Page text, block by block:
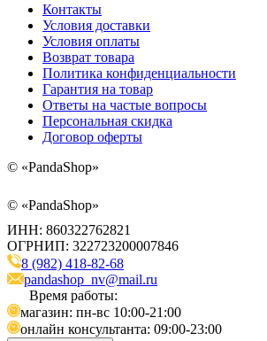
Контакты
Условия доставки
Условия оплаты
Возврат товара
Политика конфиденциальности
Гарантия на товар
Ответы на частые вопросы
Персональная скидка
Договор оферты
© «PandaShop»
© «PandaShop»
ИНН: 860322762821
ОГРНИП: 322723200007846
8 (982) 418-82-68
pandashop_nv@mail.ru
Время работы:
магазин: пн-вс 10:00-21:00
онлайн консультанта: 09:00-23:00